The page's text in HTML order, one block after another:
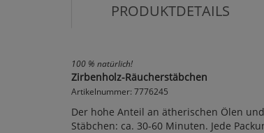
PRODUKTDETAILS
100 % natürlich!
Zirbenholz-Räucherstäbchen
Artikelnummer: 7776245
Der hohe Anteil an ätherischen Ölen
Stäbchen: ca. 30-60 Minuten. Jede